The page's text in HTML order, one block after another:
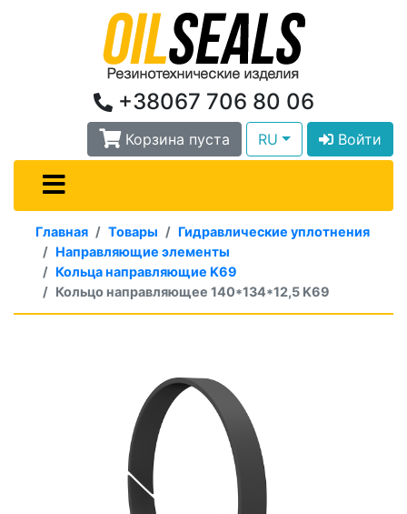
+38067 706 80 06
Корзина пуста RU Войти
Главная Товары
Гидравлические уплотнения
Направляющие элементы
Кольца направляющие K69
Кольцо направляющее 140*134*12,5 K69